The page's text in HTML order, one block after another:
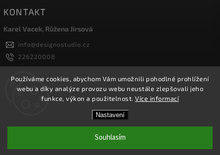
Používáme cookies, abychom Vám umožnili pohodlné prohlížení
webu a díky analýze provozu webu neustále zlepšovali jeho
funkce, výkon a použitelnost. Více informací
Nastavení
Souhlasím
KONTAKT
Karel Vacek, Růžena Jirsová
info@designostudio.cz
226220008
605334326, 732232010
Designoshop
designoshop
Designoshop. Všechna práva vyhrazena.
Upravit nastavení cookies